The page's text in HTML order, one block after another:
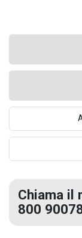
Chiama il
800